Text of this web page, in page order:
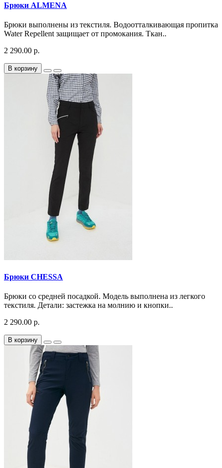
Брюки ALMENA
Брюки выполнены из текстиля. Водоотталкивающая пропитка
Water Repellent защищает от промокания. Ткан..
2 290.00 р.
В корзину
Брюки CHESSA
Брюки со средней посадкой. Модель выполнена из легкого
текстиля. Детали: застежка на молнию и кнопки..
2 290.00 р.
В корзину